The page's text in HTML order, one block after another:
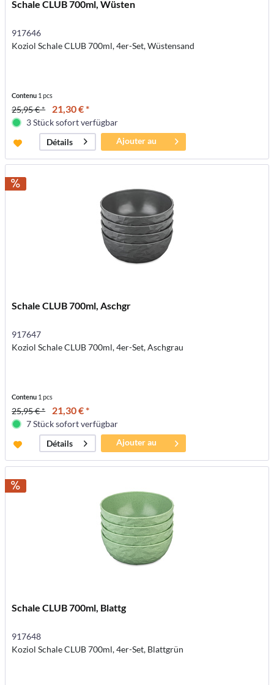
Schale CLUB 700ml, Wüsten
917646
Koziol Schale CLUB 700ml, 4er-Set, Wüstensand
Contenu 1 pcs
25,95 € * 21,30 € *
3 Stück sofort verfügbar
Détails
Ajouter au
panier
Schale CLUB 700ml, Aschgr
917647
Koziol Schale CLUB 700ml, 4er-Set, Aschgrau
Contenu 1 pcs
25,95 € * 21,30 € *
7 Stück sofort verfügbar
Détails
Ajouter au
panier
Schale CLUB 700ml, Blattg
917648
Koziol Schale CLUB 700ml, 4er-Set, Blattgrün